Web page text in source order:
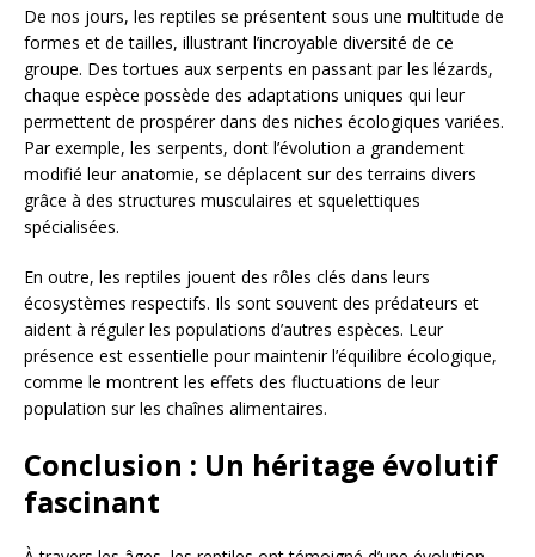
De nos jours, les reptiles se présentent sous une multitude de
formes et de tailles, illustrant l’incroyable diversité de ce
groupe. Des tortues aux serpents en passant par les lézards,
chaque espèce possède des adaptations uniques qui leur
permettent de prospérer dans des niches écologiques variées.
Par exemple, les serpents, dont l’évolution a grandement
modifié leur anatomie, se déplacent sur des terrains divers
grâce à des structures musculaires et squelettiques
spécialisées.
En outre, les reptiles jouent des rôles clés dans leurs
écosystèmes respectifs. Ils sont souvent des prédateurs et
aident à réguler les populations d’autres espèces. Leur
présence est essentielle pour maintenir l’équilibre écologique,
comme le montrent les effets des fluctuations de leur
population sur les chaînes alimentaires.
Conclusion : Un héritage évolutif
fascinant